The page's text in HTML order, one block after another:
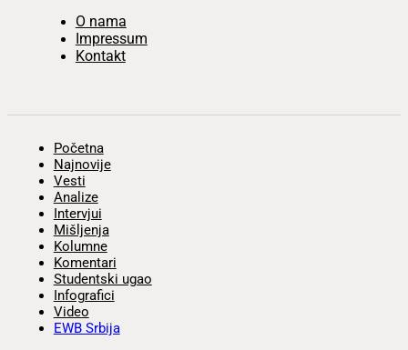
O nama
Impressum
Kontakt
Početna
Najnovije
Vesti
Analize
Intervjui
Mišljenja
Kolumne
Komentari
Studentski ugao
Infografici
Video
EWB Srbija